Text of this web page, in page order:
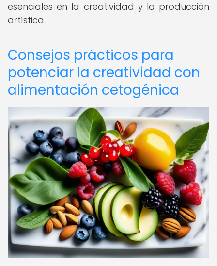
esenciales en la creatividad y la producción
artística.
Consejos prácticos para
potenciar la creatividad con
alimentación cetogénica